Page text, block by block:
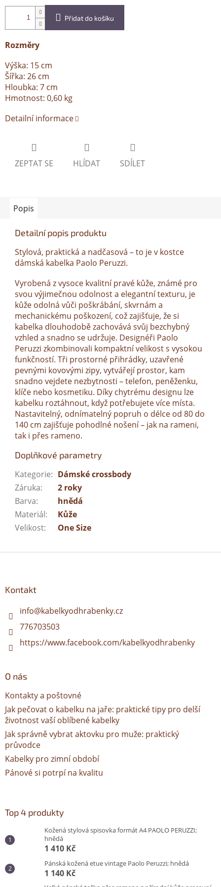
Přidat do košíku
Rozměry
Výška: 15 cm
Šířka: 26 cm
Hloubka: 7 cm
Hmotnost: 0,60 kg
Detailní informace
ZEPTAT SE HLÍDAT SDÍLET
Popis
Detailní popis produktu
Stylová, praktická a nadčasová – to je v kostce
dámská kabelka Paolo Peruzzi.
Vyrobená z vysoce kvalitní pravé kůže, známé pro
svou výjimečnou odolnost a elegantní texturu, je
kůže odolná vůči poškrábání, skvrnám a
mechanickému poškození, což zajišťuje, že si
kabelka dlouhodobě zachovává svůj bezchybný
vzhled a snadno se udržuje. Designéři Paolo
Peruzzi zkombinovali kompaktní velikost s vysokou
funkčností. Tři prostorné přihrádky, uzavřené
pevnými kovovými zipy, vytvářejí prostor, kam
snadno vejdete nezbytnosti – telefon, peněženku,
klíče nebo kosmetiku. Díky chytrému designu lze
kabelku roztáhnout, když potřebujete více místa.
Nastavitelný, odnímatelný popruh o délce od 80 do
140 cm zajišťuje pohodlné nošení – jak na rameni,
tak i přes rameno.
Doplňkové parametry
Kategorie: Dámské crossbody
Záruka:
2 roky
Barva:
hnědá
Materiál:
Kůže
Velikost: One Size
Kontakt
info@kabelkyodhrabenky.cz
776703503
https://www.facebook.com/kabelkyodhrabenky
O nás
Kontakty a poštovné
Jak pečovat o kabelku na jaře: praktické tipy pro delší
životnost vaší oblíbené kabelky
Jak správně vybrat aktovku pro muže: praktický
průvodce
Kabelky pro zimní období
Pánové si potrpí na kvalitu
Top 4 produkty
Kožená stylová spisovka formát A4 PAOLO PERUZZI;
hnědá
1 410 Kč
Pánská kožená etue vintage Paolo Peruzzi; hnědá
1 140 Kč